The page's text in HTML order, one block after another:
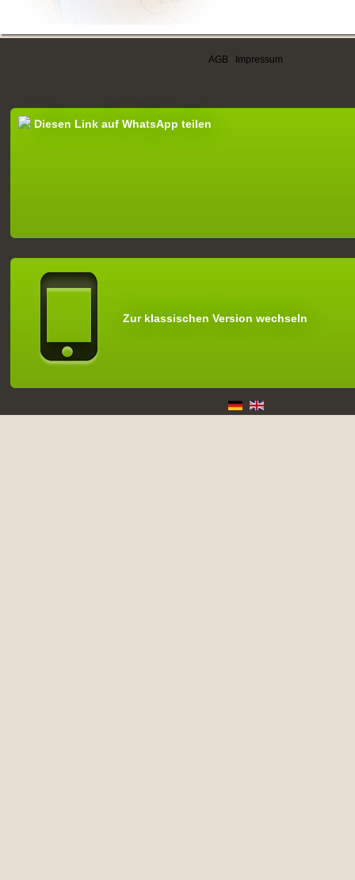
AGB Impressum
Diesen Link auf WhatsApp teilen
Zur klassischen Version wechseln